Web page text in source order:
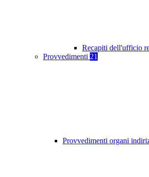
Recapiti dell'ufficio
Provvedimenti 21
Provvedimenti organi